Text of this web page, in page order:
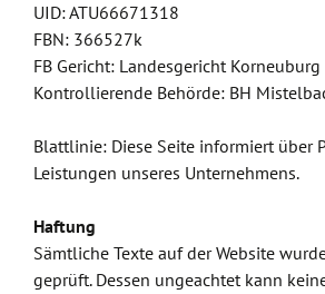
UID: ATU66671318
FBN: 366527k
FB Gericht: Landesgericht Korneuburg
Kontrollierende Behörde: BH
Blattlinie: Diese Seite informiert über
Leistungen unseres Unternehmens.
Haftung
Sämtliche Texte auf der Website
geprüft. Dessen ungeachtet kann